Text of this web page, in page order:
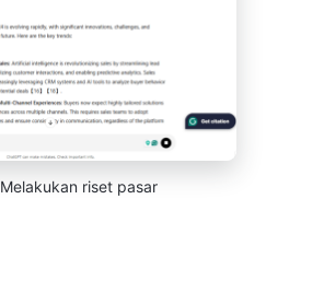
Melakukan riset pasar